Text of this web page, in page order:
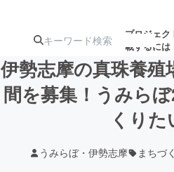
プロジェク
載するには
注目の新着プロ
ジェクト
伊勢志摩の真珠養
間を募集！うみら
くりた
うみらぼ・伊勢志摩 まちづ